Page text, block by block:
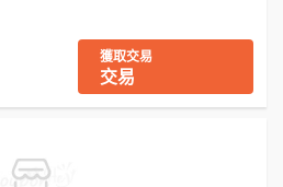
獲取交易
交易